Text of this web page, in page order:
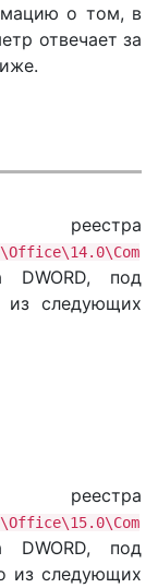
о том, в
отвечает за
реестра
под
следующих
реестра
под
из следующих